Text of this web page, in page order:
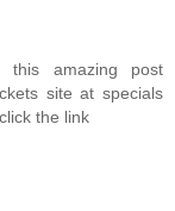
amazing post
site at specials
the link